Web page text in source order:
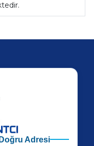
Adresi